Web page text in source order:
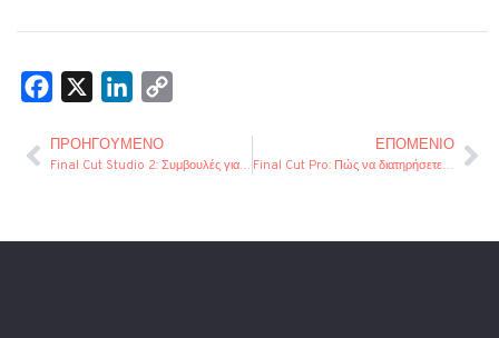
Facebook LinkedIn
ΠΡΟΗΓΟΎΜΕΝΟ
Final Cut Studio 2: Συμβουλές για τη δημιουργία και χρήση προτύπων
ΕΠΌΜΕΝΙΟ
Final Cut Pro: Πώς να διατηρήσετε την αναλογία καρέ, όταν εξάγετε formats HD σε SD